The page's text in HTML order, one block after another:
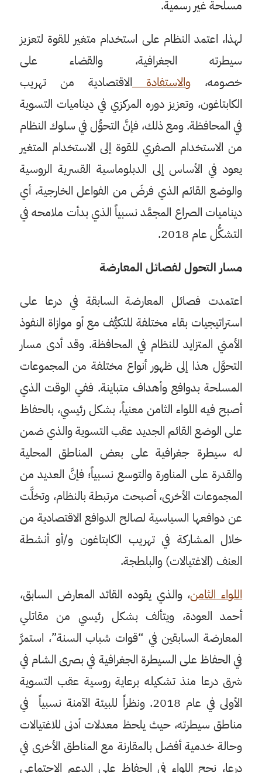
مسلحة غير رسمية.
لهذا، اعتمد النظام على استخدام متغير للقوة لتعزيز
سيطرته الجغرافية، والقضاء على
خصومه، والاستفادة
الاقتصادية من تهريب
الكابتاغون، وتعزيز دوره المركزي في ديناميات التسوية
في المحافظة. ومع ذلك، فإنَّ التحوُّل في سلوك النظام
من الاستخدام الصفري للقوة إلى الاستخدام المتغير
يعود في الأساس إلى الدبلوماسية القسرية الروسية
والوضع القائم الذي فرضَ من الفواعل الخارجية، أي
ديناميات الصراع المجمَّد نسبياً الذي بدأت ملامحه في
التشكُّل عام 2018.
مسار التحول لفصائل المعارضة
اعتمدت فصائل المعارضة السابقة في درعا على
استراتيجيات بقاء مختلفة للتكيُّف مع أو موازاة النفوذ
الأمني المتزايد للنظام في المحافظة. وقد أدى مسار
التحوَّل هذا إلى ظهور أنواع مختلفة من المجموعات
المسلحة بدوافع وأهداف متباينة. ففي الوقت الذي
أصبح فيه اللواء الثامن معنياً، بشكل رئيسي، بالحفاظ
على الوضع القائم الجديد عقب التسوية والذي ضمن
له سيطرة جغرافية على بعض المناطق المحلية
والقدرة على المناورة والتوسع نسبياً؛ فإنَّ العديد من
المجموعات الأخرى، أصبحت مرتبطة بالنظام، وتخلَّت
عن دوافعها السياسية لصالح الدوافع الاقتصادية من
خلال المشاركة في تهريب الكابتاغون و/أو أنشطة
العنف (الاغتيالات) والبلطجة.
اللواء الثامن، والذي يقوده القائد المعارض السابق،
أحمد العودة، ويتألف بشكل رئيسي من مقاتلي
المعارضة السابقين في “قوات شباب السنة”، استمرَّ
في الحفاظ على السيطرة الجغرافية في بصرى الشام في
شرق درعا منذ تشكيله برعاية روسية عقب التسوية
الأولى في عام 2018. ونظراً للبيئة الآمنة نسبياً في
مناطق سيطرته، حيث يلحظ معدلات أدنى للاغتيالات
وحالة خدمية أفضل بالمقارنة مع المناطق الأخرى في
درعا، نجح اللواء في الحفاظ على الدعم الاجتماعي